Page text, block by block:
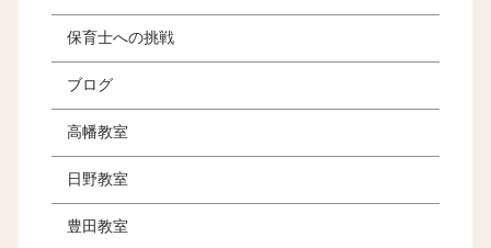
保育士への挑戦
ブログ
高幡教室
日野教室
豊田教室